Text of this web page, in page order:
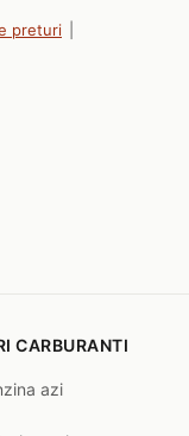
preturi
CARBURANTI
azi